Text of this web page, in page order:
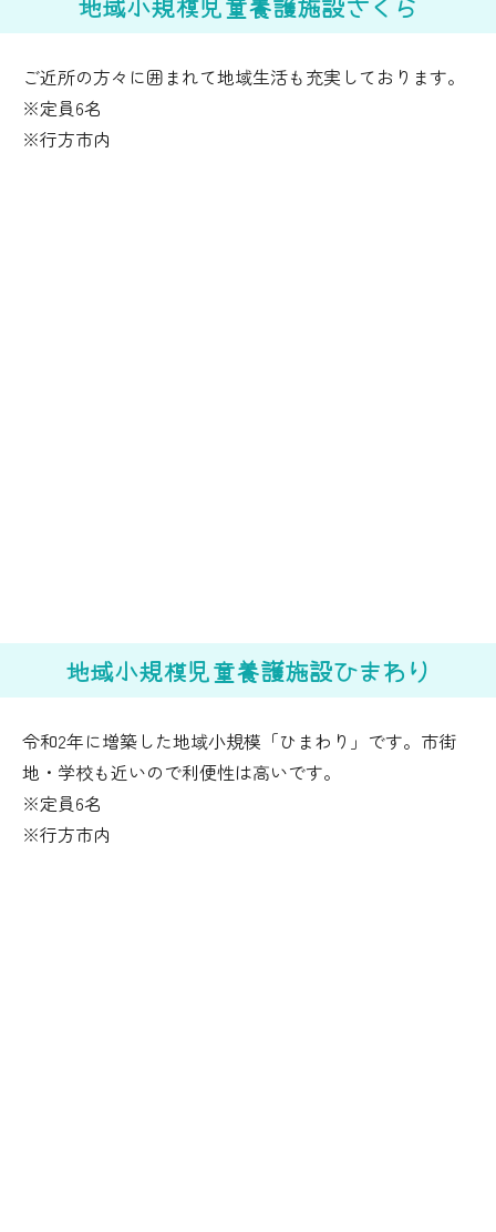
ご近所の方々に囲まれて地域生活も充実しております。
※定員6名
※行方市内
地域小規模児童養護施設ひまわり
令和2年に増築した地域小規模「ひまわり」です。市街
地・学校も近いので利便性は高いです。
※定員6名
※行方市内